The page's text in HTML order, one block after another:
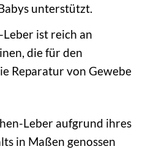
unterstützt.
ist reich an
die für den
Reparatur von Gewebe
Leber aufgrund ihres
in Maßen genossen